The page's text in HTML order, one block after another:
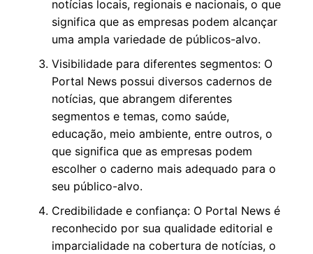
notícias locais, regionais e nacionais, o que
significa que as empresas podem alcançar
uma ampla variedade de públicos-alvo.
Visibilidade para diferentes segmentos: O
Portal News possui diversos cadernos de
notícias, que abrangem diferentes
segmentos e temas, como saúde,
educação, meio ambiente, entre outros, o
que significa que as empresas podem
escolher o caderno mais adequado para o
seu público-alvo.
Credibilidade e confiança: O Portal News é
reconhecido por sua qualidade editorial e
imparcialidade na cobertura de notícias, o